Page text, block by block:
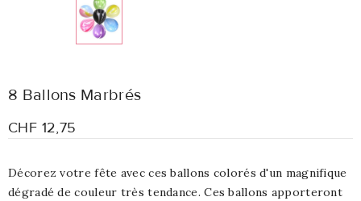
8 Ballons Marbrés
CHF 12,75
Décorez votre fête avec ces ballons colorés d'un magnifique
dégradé de couleur très tendance. Ces ballons apporteront